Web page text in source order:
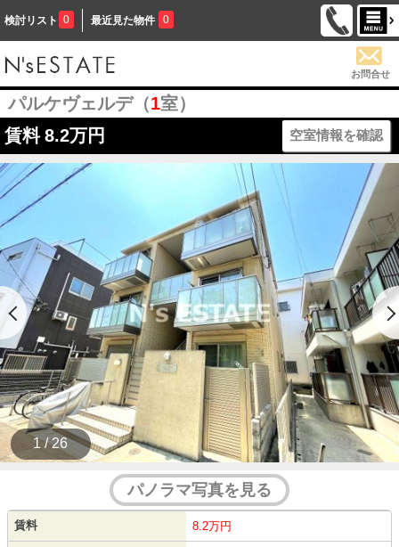
検討リスト 0 最近見た物件 0
お問合せ
パルケヴェルデ（1室）
賃料 8.2万円 空室情報を確認
1 / 26
パノラマ写真を見る
賃料 8.2万円